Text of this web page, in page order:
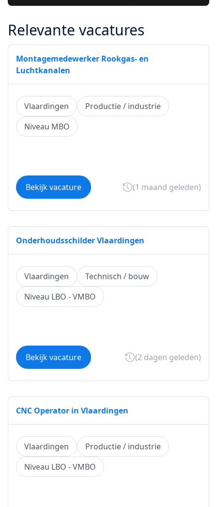
Relevante vacatures
Montagemedewerker Rookgas- en
Luchtkanalen
Vlaardingen
Productie / industrie
Niveau MBO
Bekijk vacature (1 maand geleden)
Onderhoudsschilder Vlaardingen
Vlaardingen
Technisch / bouw
Niveau LBO - VMBO
Bekijk vacature (2 dagen geleden)
CNC Operator in Vlaardingen
Vlaardingen
Productie / industrie
Niveau LBO - VMBO